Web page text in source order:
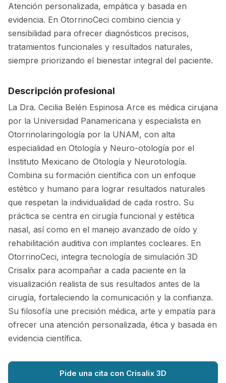
Atención personalizada, empática y basada en
evidencia. En OtorrinoCeci combino ciencia y
sensibilidad para ofrecer diagnósticos precisos,
tratamientos funcionales y resultados naturales,
siempre priorizando el bienestar integral del paciente.
Descripción profesional
La Dra. Cecilia Belén Espinosa Arce es médica cirujana
por la Universidad Panamericana y especialista en
Otorrinolaringología por la UNAM, con alta
especialidad en Otología y Neuro-otología por el
Instituto Mexicano de Otología y Neurotología.
Combina su formación científica con un enfoque
estético y humano para lograr resultados naturales
que respetan la individualidad de cada rostro. Su
práctica se centra en cirugía funcional y estética
nasal, así como en el manejo avanzado de oído y
rehabilitación auditiva con implantes cocleares. En
OtorrinoCeci, integra tecnología de simulación 3D
Crisalix para acompañar a cada paciente en la
visualización realista de sus resultados antes de la
cirugía, fortaleciendo la comunicación y la confianza.
Su filosofía une precisión médica, arte y empatía para
ofrecer una atención personalizada, ética y basada en
evidencia científica.
Pide una cita con Crisalix 3D